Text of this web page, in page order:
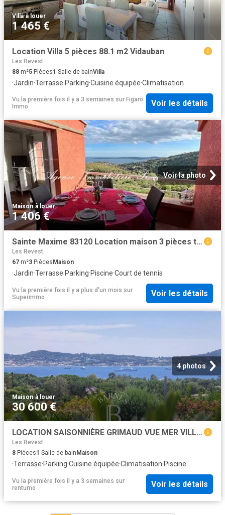
Villa·à louer
1 465 €
Location Villa 5 pièces 88.1 m2 Vidauban
Les Revest
88 m²5 Pièces1 Salle de bainVilla
·Jardin·Terrasse·Parking·Cuisine équipée·Climatisation
Vu la première fois il y a 3 semaines sur Figaro
Immo
Voir les détails
Voir la photo
Maison·à louer
1 406 €
Sainte Maxime 83120 Location maison 3 pièces t3 parking
Les Revest
67 m²3 Pièces Maison
·Jardin·Terrasse·Parking·Piscine·Court de tennis
Vu la première fois il y a plus d'un mois sur
Superimmo
Voir les détails
4 photos
Maison·à louer
30 600 €
LOCATION SAISONNIÈRE GRIMAUD VUE MER VILLA NEUVE 7 CHAMBRES JACUZZI PISCINE
Les Revest
8 Pièces1 Salle de bainMaison
·Terrasse·Parking·Cuisine équipée·Climatisation·Piscine
Vu la première fois il y a 3 semaines sur
rentumo
Voir les détails